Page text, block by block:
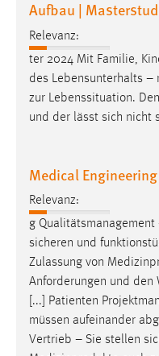
Aufbau |
Relevanz:
ter 2024 Mit Familie,
des Lebensunterhalts –
zur Lebenssituation.
und der lässt sich nicht
Medical
Relevanz:
g
sicheren und
Zulassung von
Anforderungen und den
[...] Patienten
müssen aufeinander
Vertrieb – Sie stellen